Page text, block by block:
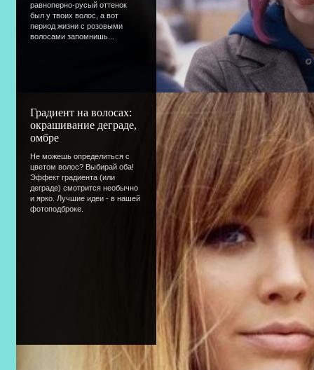
равноперно-русый оттенок
был у твоих волос, а вот
период жизни с розовыми
волосами запомнишь...
Градиент на волосах:
окрашивание деграде,
омбре
Не можешь определиться с
цветом волос? Выбирай оба!
Эффект градиента (или
деграде) смотрится необычно
и ярко. Лучшие идеи - в нашей
фотоподброке.